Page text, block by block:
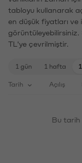
tabloyu kullanarak
en düşük fiyatları
TL'ye çevrilmiştir.
1 gün 1 hafta
Tarih Açılış
Bu tarih